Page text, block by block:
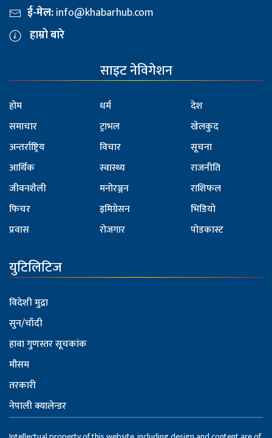
ई-मेल:info@khabarhub.com
हाम्रो बारे
साइट नेविगेशन
होम
समाचार
अन्तर्राष्ट्रिय
आर्थिक
जीवनशैली
फिचर
प्रवास
धर्म
ट्राभल
विचार
स्वास्थ्य
मनोरञ्जन
इमिग्रेसन
रोजगार
देश
खेलकुद
सूचना
राजनीति
राशिफल
भिडियो
पोडकास्ट
युटिलिटिज
विदेशी मुद्रा
सुन/चाँदी
हावा गुणस्तर सूचकांक
मौसम
तरकारी
नेपाली क्यालेन्डर